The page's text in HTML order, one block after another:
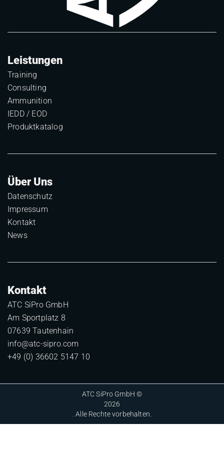
Leistungen
Training
Consulting
Ammunition
IEDD / EOD
Produktkatalog
Über Uns
Datenschutz
Impressum
Kontakt
News
Kontakt
ATC SiPro GmbH
Am Sportplatz 8
07639 Tautenhain
info@atc-sipro.com
+49 (0) 36602 5147 10
ATC SiPro GmbH ©
2026
. Alle Rechte vorbehalten.